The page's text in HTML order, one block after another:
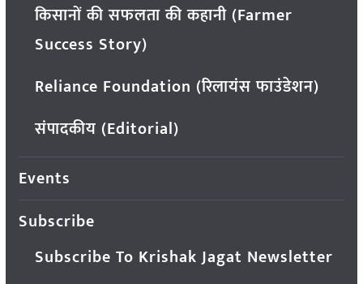
किसानों की सफलता की कहानी (Farmer
Success Story)
Reliance Foundation (रिलायंस फाउंडेशन)
संपादकीय (Editorial)
Events
Subscribe
Subscribe To Krishak Jagat Newsletter